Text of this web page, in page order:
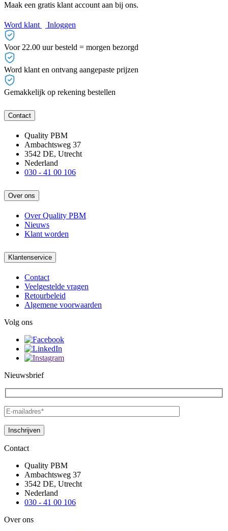
Maak een gratis klant account aan bij ons.
Word klant Inloggen
Voor 22.00 uur besteld = morgen bezorgd
Word klant en ontvang aangepaste prijzen
Gemakkelijk op rekening bestellen
Contact
Quality PBM
Ambachtsweg 37
3542 DE, Utrecht
Nederland
030 - 41 00 106
Over ons
Over Quality PBM
Nieuws
Klant worden
Klantenservice
Contact
Veelgestelde vragen
Retourbeleid
Algemene voorwaarden
Volg ons
Nieuwsbrief
Contact
Quality PBM
Ambachtsweg 37
3542 DE, Utrecht
Nederland
030 - 41 00 106
Over ons